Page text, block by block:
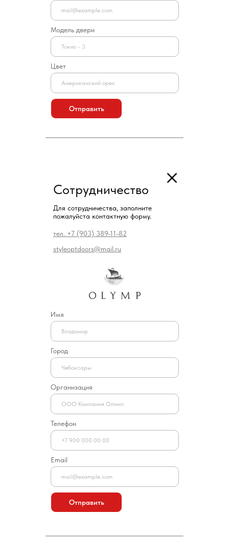
Модель двери
Цвет
Отправить
Сотрудничество
Имя
Город
Организация
Телефон
Email
Отправить
Для сотрудничества, заполните
пожалуйста контактную форму.
тел. +7 (903) 389-11-82
styleoptdoors@mail.ru